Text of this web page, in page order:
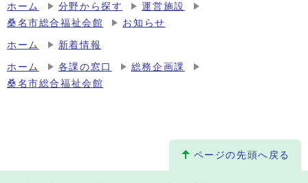
ホーム 分野から探す
運営施設
桑名市総合福祉会館
お知らせ
ホーム 新着情報
ホーム 各課の窓口
総務企画課
桑名市総合福祉会館
ページの先頭へ戻る